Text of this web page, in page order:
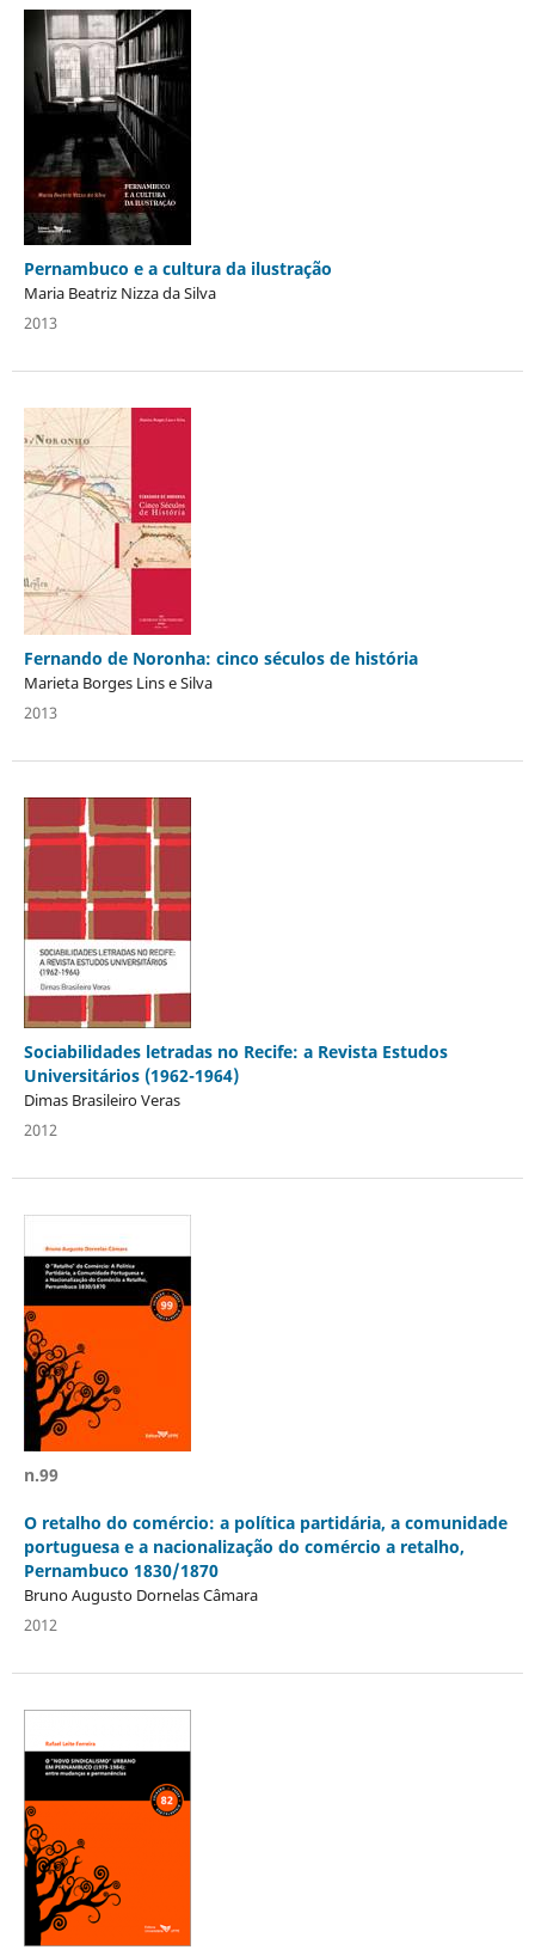
Pernambuco e a cultura da ilustração
Maria Beatriz Nizza da Silva
2013
Fernando de Noronha: cinco séculos de história
Marieta Borges Lins e Silva
2013
Sociabilidades letradas no Recife: a Revista Estudos
Universitários (1962-1964)
Dimas Brasileiro Veras
2012
n.99
O retalho do comércio: a política partidária, a comunidade
portuguesa e a nacionalização do comércio a retalho,
Pernambuco 1830/1870
Bruno Augusto Dornelas Câmara
2012